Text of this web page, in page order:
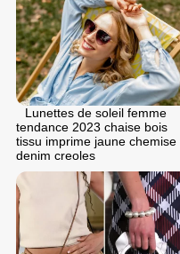
Lunettes de soleil femme
tendance 2023 chaise bois
tissu imprime jaune chemise
denim creoles